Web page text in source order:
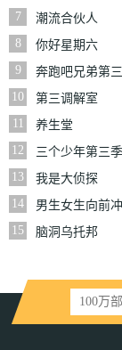
7
潮流合伙人
8
你好星期六
9
奔跑吧兄弟第
10
第三调解室
11
养生堂
12
三个少年第三季
13
我是大侦探
14
男生女生向前冲
15
脑洞乌托邦